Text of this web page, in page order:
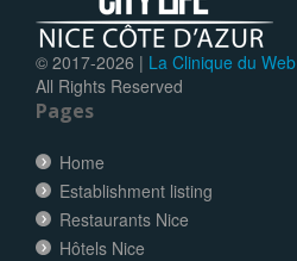
© 2017-2026 | La Clinique du Web
All Rights Reserved
Pages
Home
Establishment listing
Restaurants Nice
Hôtels Nice